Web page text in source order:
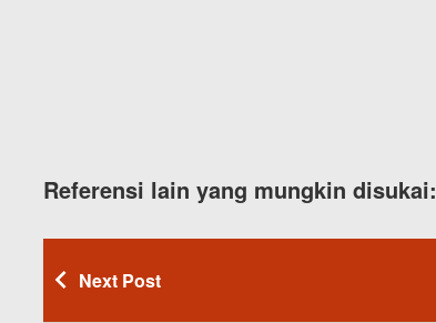
Referensi lain yang mungkin disukai:
Next Post